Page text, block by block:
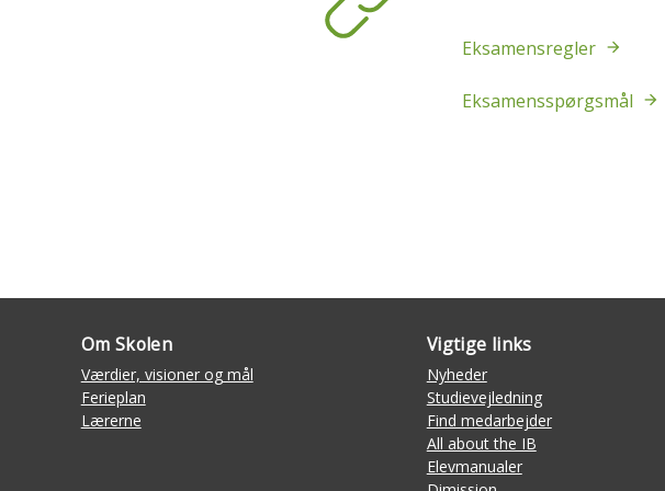
Eksamensregler
Eksamensspørgsmål
Om Skolen
Værdier, visioner og mål
Ferieplan
Lærerne
Vigtige links
Nyheder
Studievejledning
Find medarbejder
All about the IB
Elevmanualer